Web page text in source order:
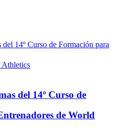
del 14º Curso de
de World